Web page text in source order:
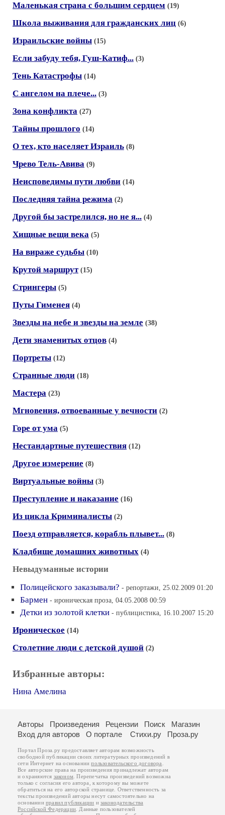
Маленькая страна с большим сердцем (19)
Школа выживания для гражданских лиц (6)
Израильские войны (15)
Если забуду тебя, Гуш-Катиф... (3)
Тень Катастрофы (14)
С ангелом на плече... (3)
Зона конфликта (27)
Тайны прошлого (14)
О тех, кто населяет Израиль (8)
Чрево Тель-Авива (9)
Неисповедимы пути любви (14)
Последняя тайна режима (2)
Другой бы застрелился, но не я... (4)
Хищные вещи века (5)
На вираже судьбы (10)
Крутой маршрут (15)
Стрингеры (5)
Путы Гименея (4)
Звезды на небе и звезды на земле (38)
Дети знаменитых отцов (4)
Портреты (12)
Странные люди (18)
Мастера (23)
Мгновения, отвоеванные у вечности (2)
Горе от ума (5)
Нестандартные путешествия (12)
Другое измерение (8)
Виртуальные войны (3)
Преступление и наказание (16)
Из цикла Криминалисты (2)
Поезд отправляется, корабль плывет... (8)
Кладбище домашних животных (4)
Невыдуманные истории
Полицейского заказывали? - репортажи, 25.02.2009 01:20
Бармен - ироническая проза, 04.05.2008 00:59
Детки из золотой клетки - публицистика, 16.10.2007 15:20
Ироническое (14)
Столетние люди с детской душой (2)
Избранные авторы:
Нина Амелина
Авторы Произведения Рецензии Поиск
Магазин
Вход для авторов
О портале Стихи.ру Проза.ру
Портал Проза.ру предоставляет авторам возможность
свободной публикации своих литературных произведений в
сети Интернет на основаниипользовательского договора
Все авторские права на произведения принадлежат авторам
и охраняются законом . Перепечатка произведений возможна
только с согласия его автора, к которому вы можете
обратиться на его авторской странице. Ответственность за
тексты произведений авторы несут самостоятельно на
основанииправил публикации изаконодательства
Российской Федерации . Данные пользователей